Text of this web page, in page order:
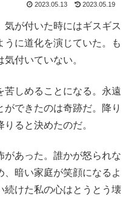
2023.05.13 2023.05.19
が付いた時にはギスギス
うに道化を演じていた。も
付いていない。
苦しめることになる。永遠
できたのは奇跡だ。降り
ると決めたのだ。
があった。誰かが怒られな
暗い家庭が笑顔になるよ
続けた私の心はとうとう壊